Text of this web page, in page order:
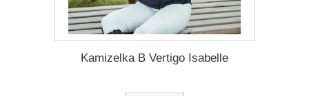
Kamizelka B Vertigo Isabelle